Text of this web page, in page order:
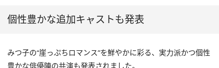
個性豊かな追加キャストも発表
みつ子の“崖っぷちロマンス”を鮮やかに彩る、実力派かつ個性
豊かな俳優陣の共演も発表されました。